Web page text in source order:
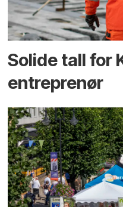
Solide tall for
entreprenør